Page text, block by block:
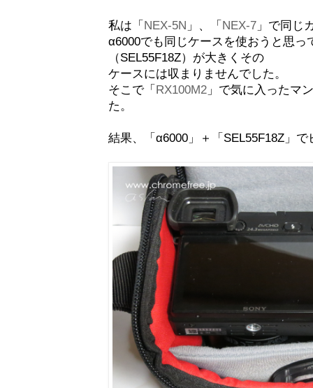
私は「 NEX-5N 」、「 NEX-7 」で同じ
α6000でも同じケースを使おうと思っ
（SEL55F18Z）が大きくその
ケースには収まりませんでした。
そこで「 RX100M2 」で気に入ったマ
た。
結果、「α6000」＋「SEL55F18Z」